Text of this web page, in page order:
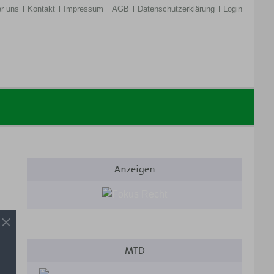
uns Kontakt Impressum AGB Datenschutzerklärung Login
Anzeigen
MTD